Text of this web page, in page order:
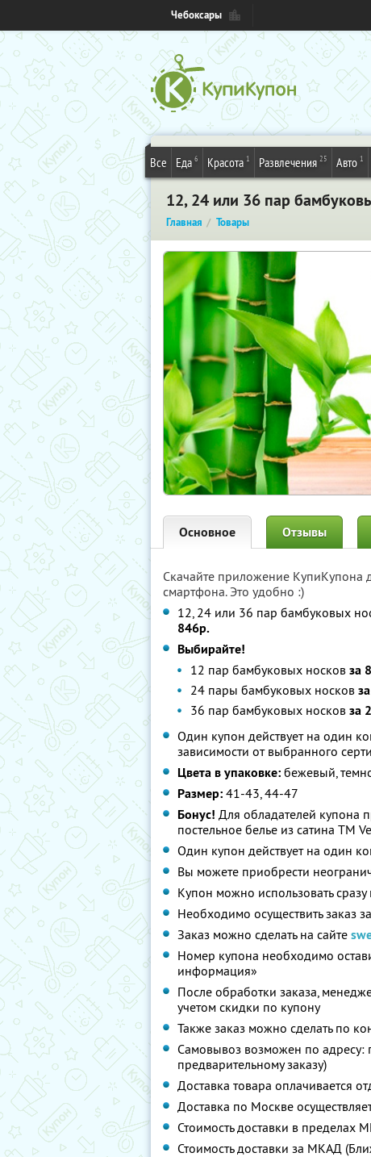
Чебоксары
Все Еда 6 Красота 1 Развлечения 25 Авто 1
12, 24 или 36 пар
Главная Товары
Основное Отзывы
Скачайте приложение КупиКупона
смартфона. Это удобно :)
12, 24 или 36 пар бамбуковых
846р.
Выбирайте!
12 пар бамбуковых носков за
24 пары бамбуковых носков
36 пар бамбуковых носков за
Один купон действует на один
зависимости от выбранного
Цвета в упаковке: бежевый,
Размер: 41-43, 44-47
Бонус! Для обладателей купона
постельное белье из сатина ТМ
Один купон действует на один
Вы можете приобрести
Купон можно использовать
Необходимо осуществить заказ
Заказ можно сделать на сайте
Номер купона необходимо
информация»
После обработки заказа,
учетом скидки по купону
Также заказ можно сделать по
Самовывоз возможен по адресу:
предварительному заказу)
Доставка товара оплачивается
Доставка по Москве
Стоимость доставки в пределах
Стоимость доставки за МКАД